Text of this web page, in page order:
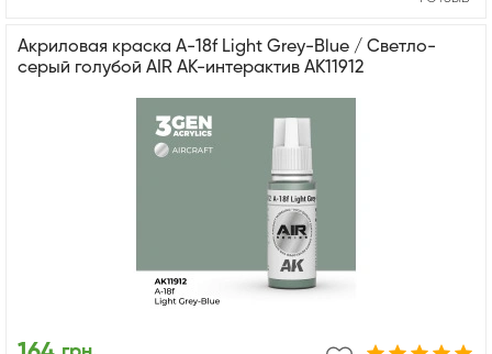
Акриловая краска A-18f Light Grey-Blue / Светло-
серый голубой AIR АК-интерактив AK11912